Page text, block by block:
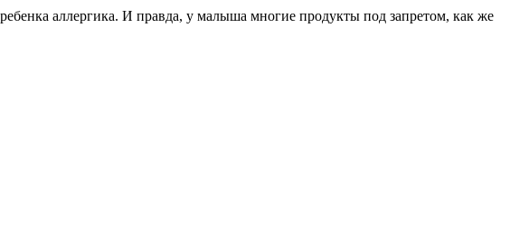
аллергика. И правда, у малыша многие продукты под запретом, как же